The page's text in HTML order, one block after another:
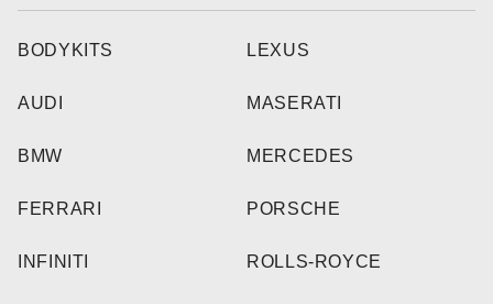
BODYKITS
AUDI
BMW
FERRARI
INFINITI
LEXUS
MASERATI
MERCEDES
PORSCHE
ROLLS-ROYCE